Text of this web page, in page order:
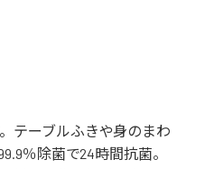
テーブルふきや身のまわ
％除菌で24時間抗菌。